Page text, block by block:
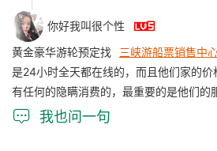
你好我叫很个性 
黄金豪华游轮预定找 三峡游船票销售中
是24小时全天都在线的，而且他们家的
有任何的隐瞒消费的，最重要的是他们的
 我也问一句